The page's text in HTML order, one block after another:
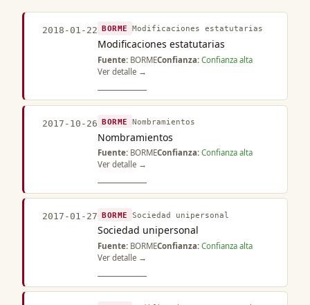
2018-01-22 BORME Modificaciones estatutarias
Modificaciones estatutarias
Fuente: BORMEConfianza: Confianza alta
Ver detalle →
2017-10-26 BORME Nombramientos
Nombramientos
Fuente: BORMEConfianza: Confianza alta
Ver detalle →
2017-01-27 BORME Sociedad unipersonal
Sociedad unipersonal
Fuente: BORMEConfianza: Confianza alta
Ver detalle →